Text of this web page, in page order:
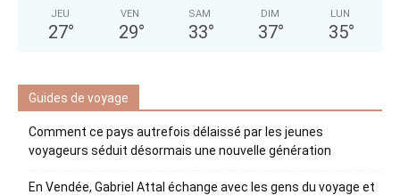
JEU
27°
VEN
29°
SAM
33°
DIM
37°
LUN
35°
Guides de voyage
Comment ce pays autrefois délaissé par les jeunes
voyageurs séduit désormais une nouvelle génération
En Vendée, Gabriel Attal échange avec les gens du voyage et